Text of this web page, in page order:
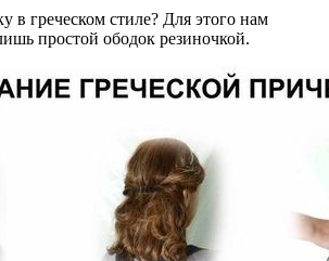
в греческом стиле? Для этого нам
простой ободок резиночкой.